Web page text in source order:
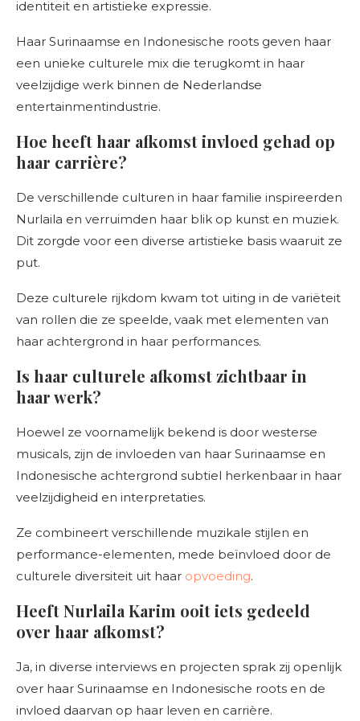
identiteit en artistieke expressie.
Haar Surinaamse en Indonesische roots geven haar
een unieke culturele mix die terugkomt in haar
veelzijdige werk binnen de Nederlandse
entertainmentindustrie.
Hoe heeft haar afkomst invloed gehad op
haar carrière?
De verschillende culturen in haar familie inspireerden
Nurlaila en verruimden haar blik op kunst en muziek.
Dit zorgde voor een diverse artistieke basis waaruit ze
put.
Deze culturele rijkdom kwam tot uiting in de variëteit
van rollen die ze speelde, vaak met elementen van
haar achtergrond in haar performances.
Is haar culturele afkomst zichtbaar in
haar werk?
Hoewel ze voornamelijk bekend is door westerse
musicals, zijn de invloeden van haar Surinaamse en
Indonesische achtergrond subtiel herkenbaar in haar
veelzijdigheid en interpretaties.
Ze combineert verschillende muzikale stijlen en
performance-elementen, mede beïnvloed door de
culturele diversiteit uit haar opvoeding.
Heeft Nurlaila Karim ooit iets gedeeld
over haar afkomst?
Ja, in diverse interviews en projecten sprak zij openlijk
over haar Surinaamse en Indonesische roots en de
invloed daarvan op haar leven en carrière.